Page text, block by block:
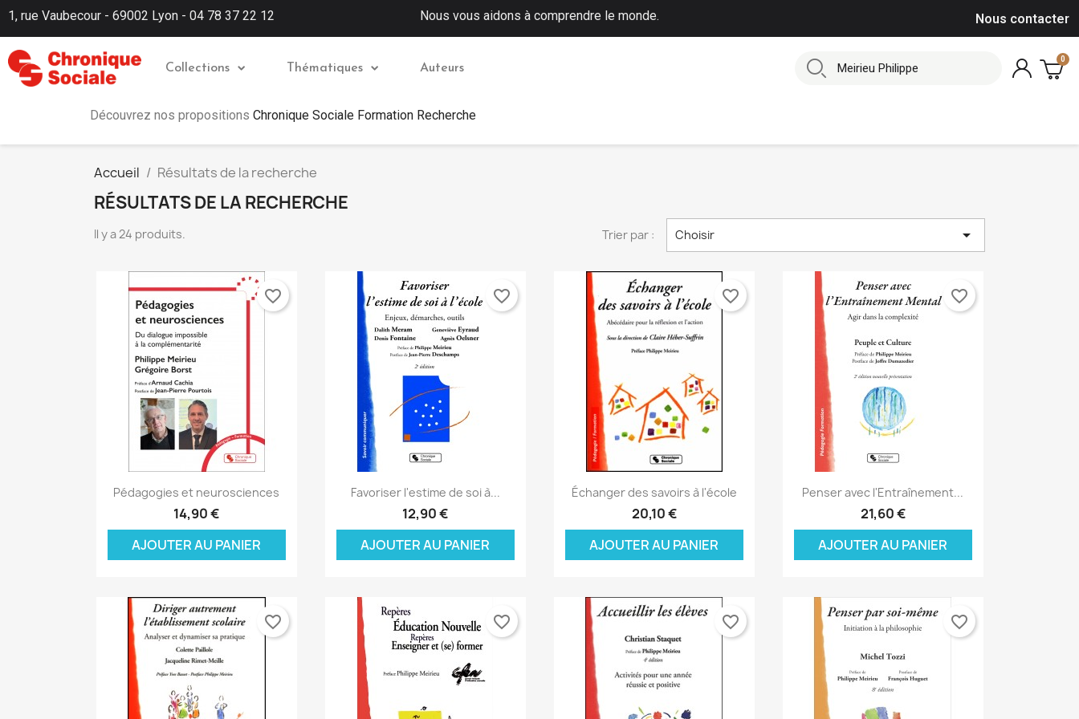
1, rue Vaubecour - 69002 Lyon - 04 78 37 22 12 Nous vous aidons à comprendre le monde. Nous contacter
Collections Thématiques Auteurs
Découvrez nos propositions Chronique Sociale Formation Recherche
Accueil Résultats de la recherche
RÉSULTATS DE LA RECHERCHE
Il y a 24 produits. Trier par : Choisir 
Aperçu rapide
Pédagogies et neurosciences
14,90 €
AJOUTER AU PANIER
favorite_border
Aperçu rapide
Favoriser l'estime de soi à...
12,90 €
AJOUTER AU PANIER
favorite_border
Aperçu rapide
Échanger des savoirs à l'école
20,10 €
AJOUTER AU PANIER
favorite_border
Aperçu rapide
Penser avec l'Entraînement...
21,60 €
AJOUTER AU PANIER
favorite_border
favorite_border favorite_border favorite_border favorite_border